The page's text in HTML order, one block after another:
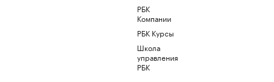
РБК
Компании
РБК Курсы
Школа
управления
РБК